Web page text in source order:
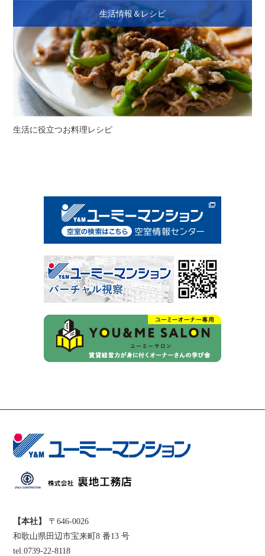
生活情報＆レシピ
生活に役立つお料理レシピ
【本社】
〒646-0026
和歌山県田辺市宝来町8 番13 号
tel.0739-22-8118